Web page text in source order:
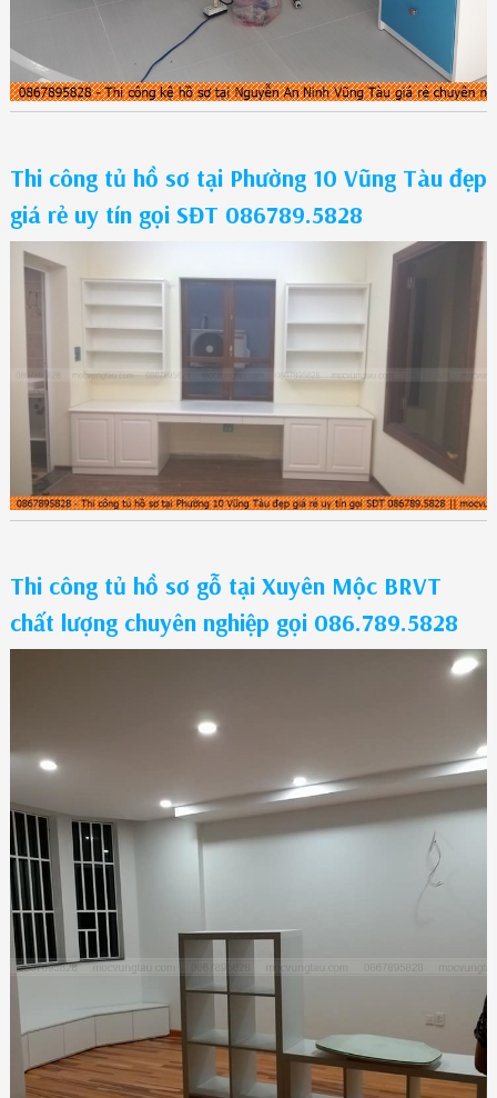
Thi công tủ hồ sơ tại Phường 10 Vũng Tàu đẹp
giá rẻ uy tín gọi SĐT 086789.5828
Thi công tủ hồ sơ gỗ tại Xuyên Mộc BRVT
chất lượng chuyên nghiệp gọi 086.789.5828